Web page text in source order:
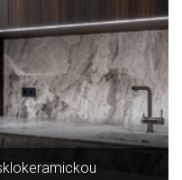
nejlepší volbou v